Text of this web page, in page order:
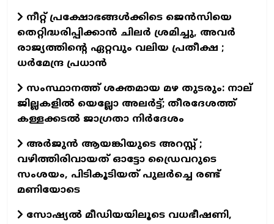
നീറ്റ് പ്രക്ഷോഭങ്ങൾക്കിടെ ജെൻസിയെ
തെറ്റിദ്ധരിപ്പിക്കാൻ ചിലർ ശ്രമിച്ചു, അവർ
രാജ്യത്തിന്റെ ഏറ്റവും വലിയ പ്രതീക്ഷ ;
ധർമേന്ദ്ര പ്രധാൻ
സംസ്ഥാനത്ത് ശക്തമായ മഴ തുടരും: നാല്
ജില്ലകളിൽ യെല്ലോ അലർട്ട്; തീരദേശത്ത്
കള്ളക്കടൽ ജാഗ്രതാ നിർദേശം
അർജുൻ ആയങ്കിയുടെ അറസ്റ്റ് ;
വഴിത്തിരിവായത് ഓട്ടോ ഡ്രൈവറുടെ
സംശയം, പിടികൂടിയത് പുലർച്ചെ രണ്ട്
മണിയോടെ
സോഷ്യൽ മീഡിയയിലൂടെ വധഭീഷണി,